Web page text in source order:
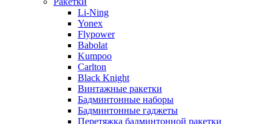
Li-Ning
Yonex
Flypower
Babolat
Kumpoo
Carlton
Black Knight
Винтажные ракетки
Бадминтонные наборы
Бадминтонные гаджеты
Перетяжка бадминтонной ракетки